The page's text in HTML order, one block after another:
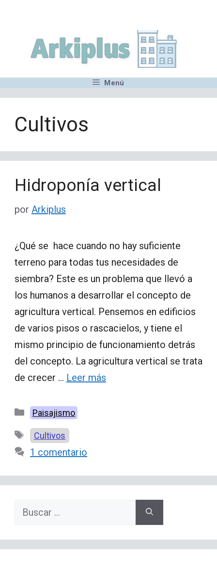
contenido
Menú
Cultivos
Hidroponía vertical
por Arkiplus
¿Qué se hace cuando no hay suficiente
terreno para todas tus necesidades de
siembra? Este es un problema que llevó a
los humanos a desarrollar el concepto de
agricultura vertical. Pensemos en edificios
de varios pisos o rascacielos, y tiene el
mismo principio de funcionamiento detrás
del concepto. La agricultura vertical se trata
de crecer … Leer más
Categorías
Paisajismo
Etiquetas
Cultivos
1 comentario
Buscar: